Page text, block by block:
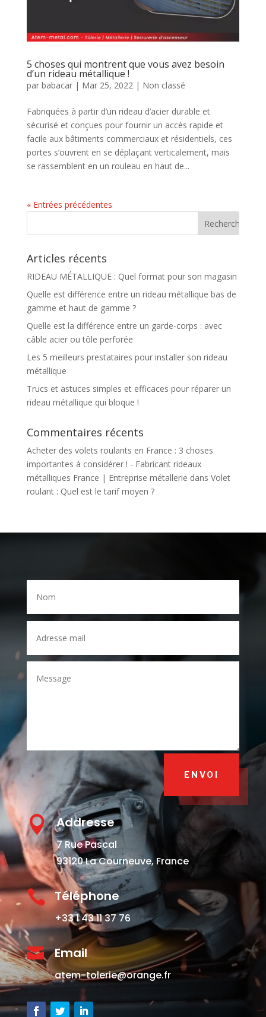
5 choses qui montrent que vous avez besoin
d’un rideau métallique !
par babacar| Mar 25, 2022| Non classé
Fabriquées à partir d’un rideau d’acier durable et
sécurisé et conçues pour fournir un accès rapide et
facile aux bâtiments commerciaux et résidentiels, ces
portes s’ouvrent en se déplaçant verticalement, mais
se rassemblent en un rouleau en haut de...
« Entrées précédentes
Articles récents
RIDEAU MÉTALLIQUE : Quel format pour son magasin
Quelle est différence entre un rideau métallique bas de
gamme et haut de gamme ?
Quelle est la différence entre un garde-corps : avec
câble acier ou tôle perforée
Les 5 meilleurs prestataires pour installer son rideau
métallique
Trucs et astuces simples et efficaces pour réparer un
rideau métallique qui bloque !
Commentaires récents
Acheter des volets roulants en France : 3 choses
importantes à considérer ! - Fabricant rideaux
métalliques France | Entreprise métallerie dans Volet
roulant : Quel est le tarif moyen ?
ENVOI
 Addresse
7 Rue Pascal
93120 La Courneuve, France
 Téléphone
+33 1 43 11 37 76
 Email
atem-tolerie@orange.fr